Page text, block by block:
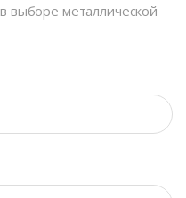
выборе металлической